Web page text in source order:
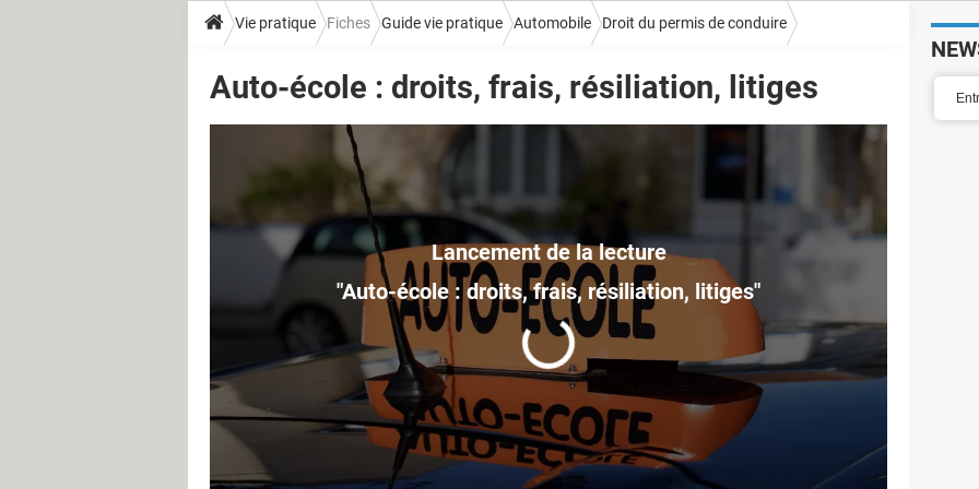
Vie pratique Fiches Guide vie pratique Automobile Droit du permis de conduire
Auto-école : droits, frais, résiliation, litiges
"Auto-école : droits, frais, résiliation, litiges"